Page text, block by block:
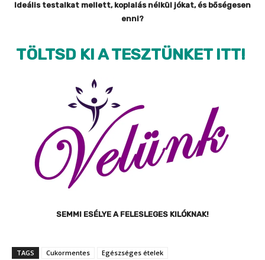
Ideális testalkat mellett, koplalás nélkül jókat, és bőségesen
enni?
TÖLTSD KI A TESZTÜNKET ITT!
SEMMI ESÉLYE A FELESLEGES KILÓKNAK!
TAGS Cukormentes
Egészséges ételek